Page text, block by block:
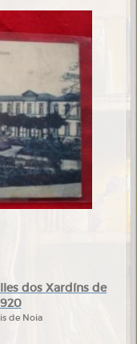
dos Xardíns de
de Noia